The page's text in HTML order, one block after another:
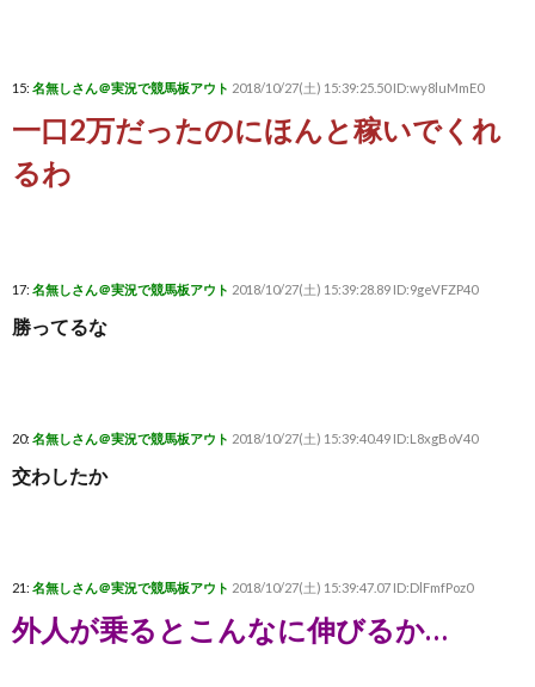
15: 名無しさん＠実況で競馬板アウト 2018/10/27(土) 15:39:25.50 ID:wy8luMmE0
一口2万だったのにほんと稼いでくれ
るわ
17: 名無しさん＠実況で競馬板アウト 2018/10/27(土) 15:39:28.89 ID:9geVFZP40
勝ってるな
20: 名無しさん＠実況で競馬板アウト 2018/10/27(土) 15:39:40.49 ID:L8xgBoV40
交わしたか
21: 名無しさん＠実況で競馬板アウト 2018/10/27(土) 15:39:47.07 ID:DlFmfPoz0
外人が乗るとこんなに伸びるか…